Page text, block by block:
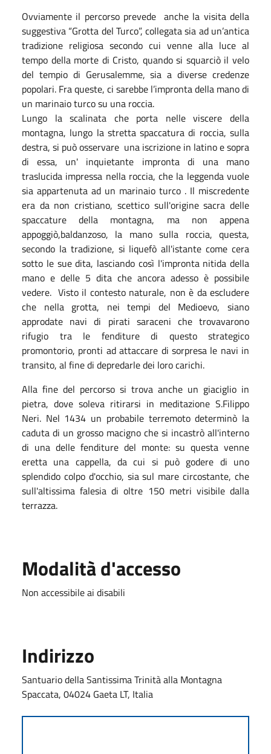
Ovviamente il percorso prevede anche la visita della
suggestiva “Grotta del Turco”, collegata sia ad un’antica
tradizione religiosa secondo cui venne alla luce al
tempo della morte di Cristo, quando si squarciò il velo
del tempio di Gerusalemme, sia a diverse credenze
popolari. Fra queste, ci sarebbe l’impronta della mano di
un marinaio turco su una roccia.
Lungo la scalinata che porta nelle viscere della
montagna, lungo la stretta spaccatura di roccia, sulla
destra, si può osservare una iscrizione in latino e sopra
di essa, un' inquietante impronta di una mano
traslucida impressa nella roccia, che la leggenda vuole
sia appartenuta ad un marinaio turco . Il miscredente
era da non cristiano, scettico sull'origine sacra delle
spaccature della montagna, ma non appena
appoggiò,baldanzoso, la mano sulla roccia, questa,
secondo la tradizione, si liquefò all'istante come cera
sotto le sue dita, lasciando così l'impronta nitida della
mano e delle 5 dita che ancora adesso è possibile
vedere. Visto il contesto naturale, non è da escludere
che nella grotta, nei tempi del Medioevo, siano
approdate navi di pirati saraceni che trovavarono
rifugio tra le fenditure di questo strategico
promontorio, pronti ad attaccare di sorpresa le navi in
transito, al fine di depredarle dei loro carichi.
Alla fine del percorso si trova anche un giaciglio in
pietra, dove soleva ritirarsi in meditazione S.Filippo
Neri. Nel 1434 un probabile terremoto determinò la
caduta di un grosso macigno che si incastrò all'interno
di una delle fenditure del monte: su questa venne
eretta una cappella, da cui si può godere di uno
splendido colpo d'occhio, sia sul mare circostante, che
sull'altissima falesia di oltre 150 metri visibile dalla
terrazza.
Modalità d'accesso
Non accessibile ai disabili
Indirizzo
Santuario della Santissima Trinità alla Montagna
Spaccata, 04024 Gaeta LT, Italia